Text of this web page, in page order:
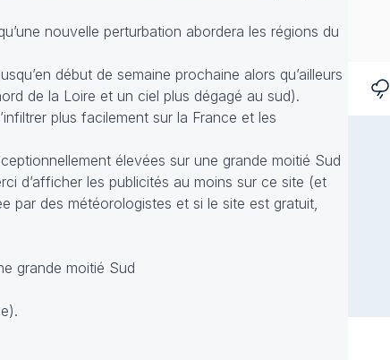
nouvelle perturbation abordera les régions du
début de semaine prochaine alors qu’ailleurs
de la Loire et un ciel plus dégagé au sud).
plus facilement sur la France et les
élevées sur une grande moitié Sud
d’afficher les publicités au moins sur ce site (et
par des météorologistes et si le site est gratuit,